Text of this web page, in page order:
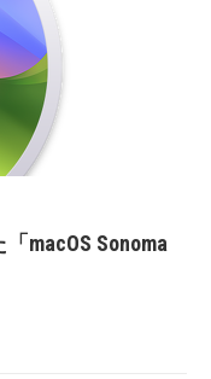
macOS Sonoma